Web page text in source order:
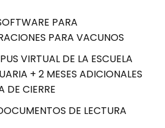
PARA
PARA VACUNOS
VIRTUAL DE LA ESCUELA
+ 2 MESES ADICIONALES
DE CIERRE
DE LECTURA